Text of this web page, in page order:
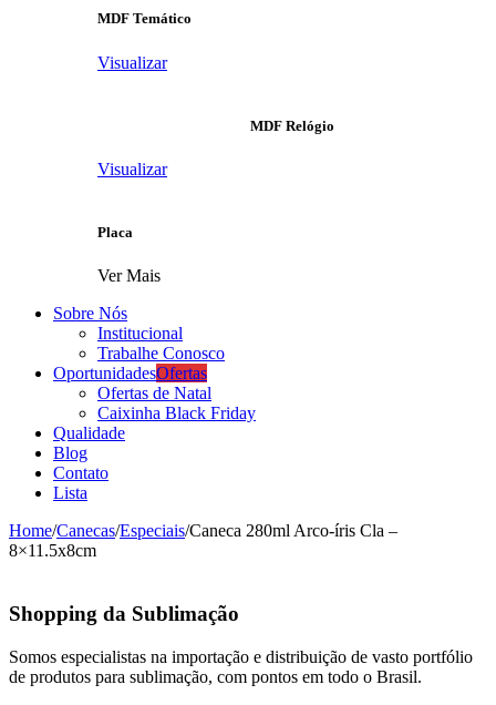
MDF Temático
Visualizar
MDF Relógio
Visualizar
Placa
Ver Mais
Sobre Nós
Institucional
Trabalhe Conosco
OportunidadesOfertas
Ofertas de Natal
Caixinha Black Friday
Qualidade
Blog
Contato
Lista
Home/Canecas/Especiais/Caneca 280ml Arco-íris Cla –
8×11.5x8cm
Shopping da Sublimação
Somos especialistas na importação e distribuição de vasto portfólio
de produtos para sublimação, com pontos em todo o Brasil.